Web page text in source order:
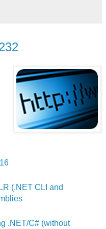
(.NET CLI and
.NET/C# (without